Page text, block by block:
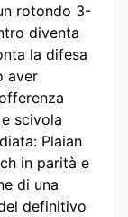
rotondo 3-
diventa
la difesa
aver
scivola
Plaian
in parità e
di una
definitivo